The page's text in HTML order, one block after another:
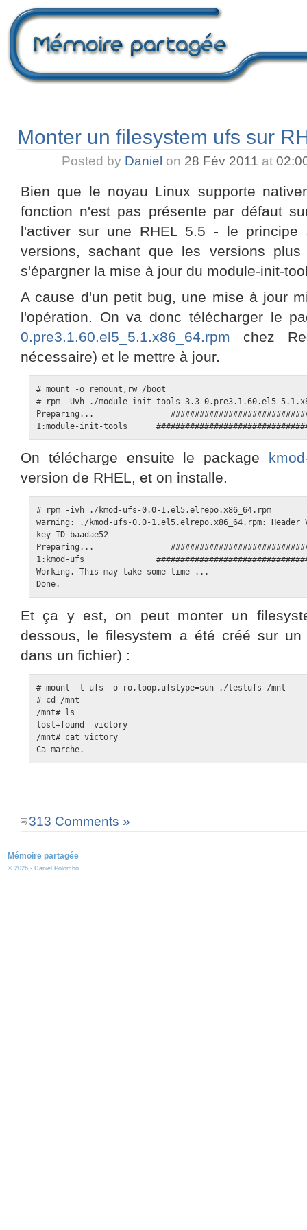
Monter un filesystem ufs sur
Posted by Daniel on 28 Fév 2011 at
Bien que le noyau Linux supporte
fonction n'est pas présente par défaut
l'activer sur une RHEL 5.5 - le principe
versions, sachant que les versions plus
s'épargner la mise à jour du module-init-
A cause d'un petit bug, une mise à jour
l'opération. On va donc télécharger le
0.pre3.1.60.el5_5.1.x86_64.rpm chez
nécessaire) et le mettre à jour.
# mount -o remount,rw /boot
# rpm -Uvh ./module-init-tools-3.3-
Preparing...
1:module-init-tools
On télécharge ensuite le package
version de RHEL, et on installe.
# rpm -ivh ./kmod-ufs-0.0-1.el5.elrepo.x86_64.rpm
warning: ./kmod-ufs-0.0-1.el5.elrepo.x86_64.rpm: Header
key ID baadae52
Preparing...
1:kmod-ufs
Working. This may take some time ...
Done.
Et ça y est, on peut monter un
dessous, le filesystem a été créé sur un
dans un fichier) :
# mount -t ufs -o ro,loop,ufstype=sun ./testufs /mnt
# cd /mnt
/mnt# ls
lost+found  victory
/mnt# cat victory
Ca marche.
313 Comments »
Mémoire partagée
© 2026 - Daniel Polombo